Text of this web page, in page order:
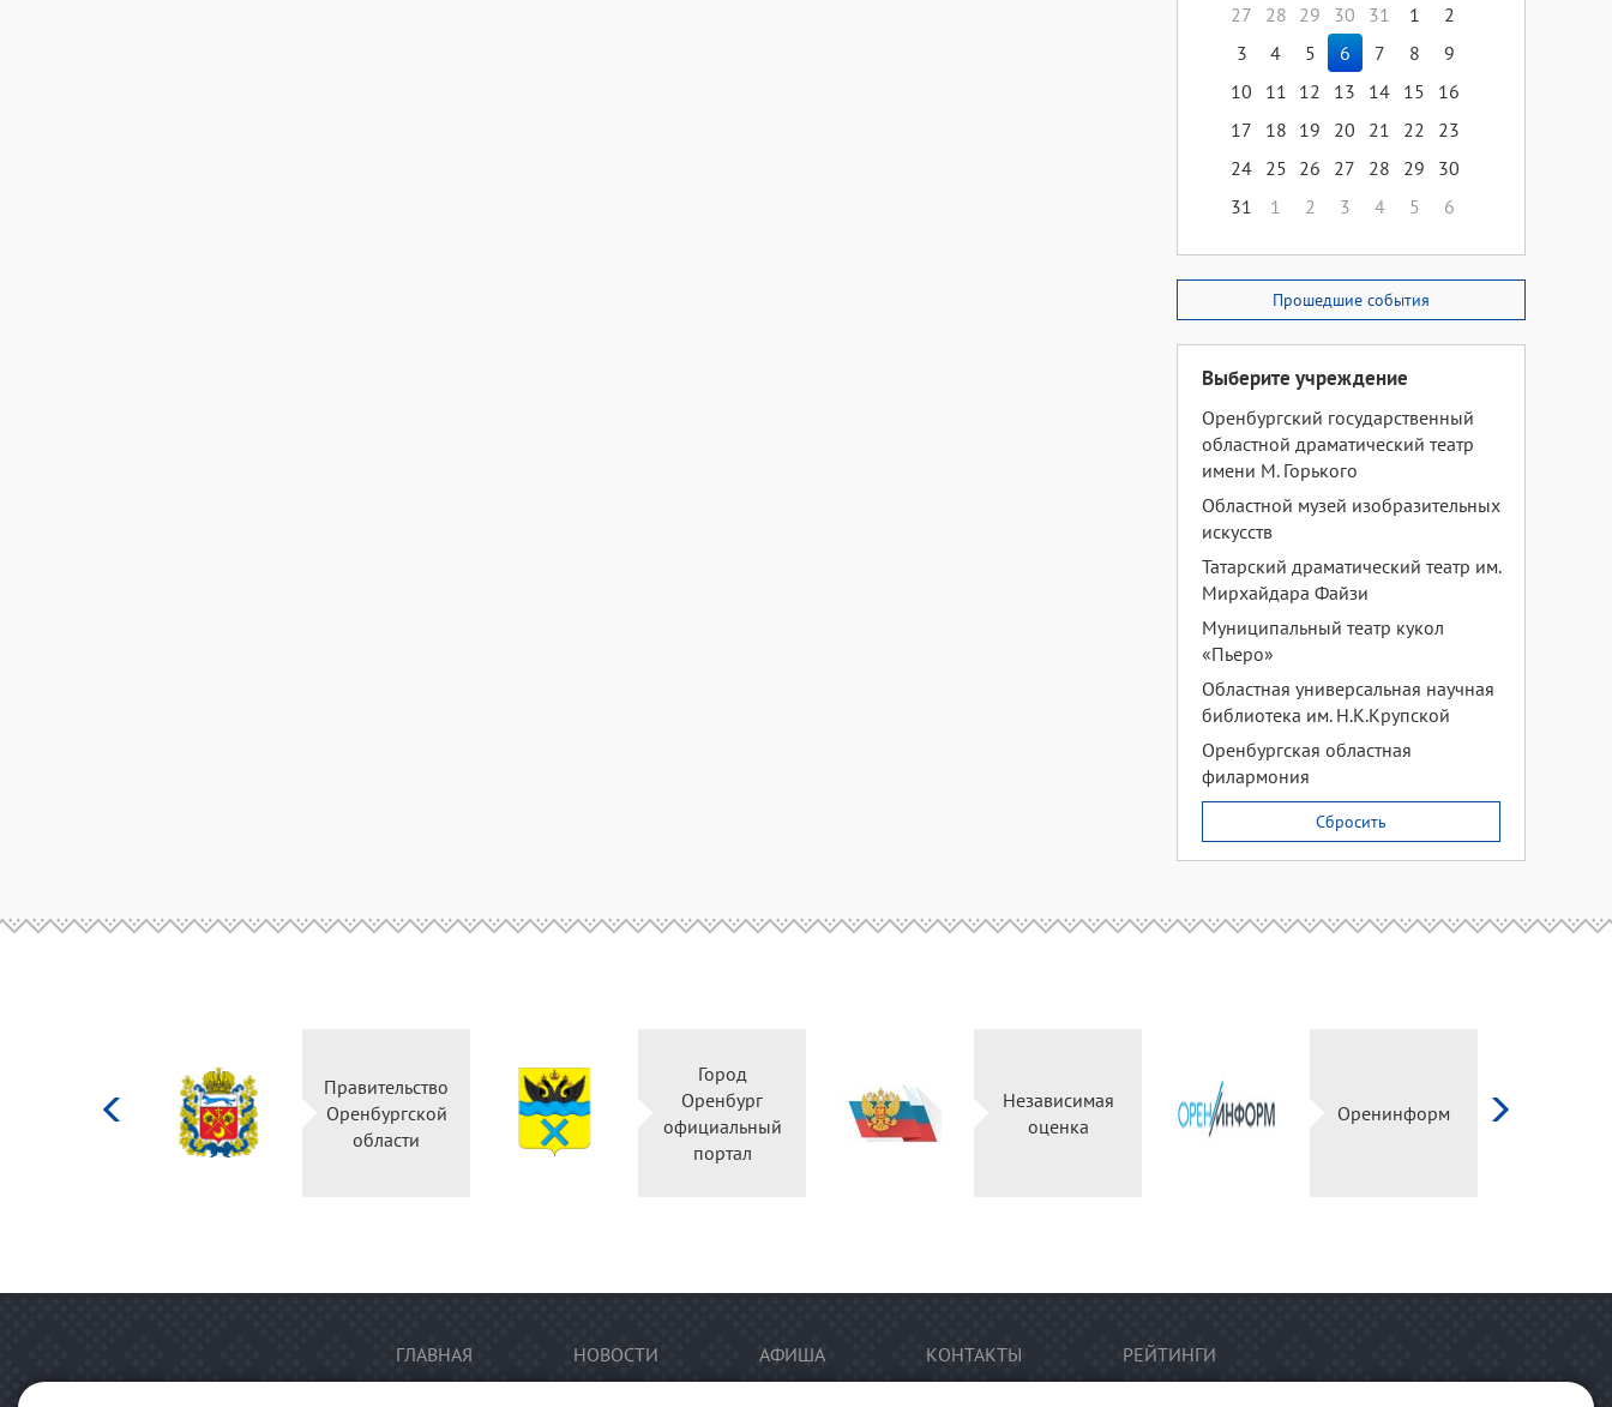
27
28 29 30 31 1
2
3
4 5 6 7 8
9
10
11 12 13 14 15
16
17
18 19 20 21 22
23
24 25 26 27 28 29
30
31
1 2 3 4 5 6
Прошедшие события
Выберите учреждение
Оренбургский государственный
областной драматический театр
имени М. Горького
Областной музей изобразительных
искусств
Татарский драматический театр им.
Мирхайдара Файзи
Муниципальный театр кукол
«Пьеро»
Областная универсальная научная
библиотека им. Н.К.Крупской
Оренбургская областная
филармония
Сбросить
Правительство
Оренбургской
области
Город
Оренбург
официальный
портал
Независимая
оценка
Оренинформ
ГЛАВНАЯ НОВОСТИ АФИША КОНТАКТЫ РЕЙТИНГИ